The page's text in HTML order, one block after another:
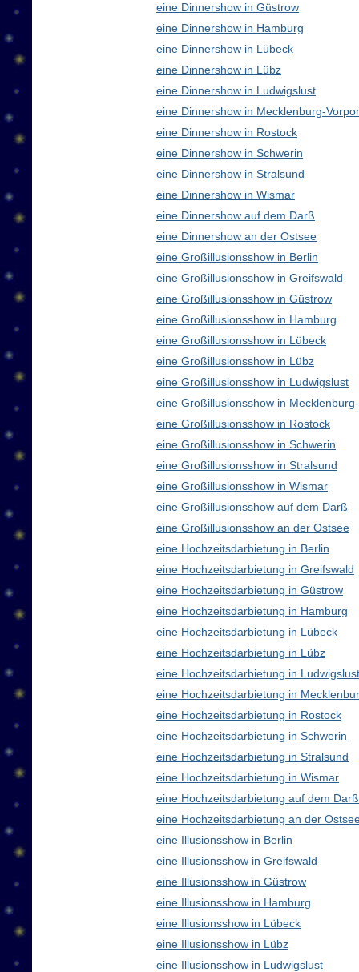
eine Dinnershow in Güstrow
eine Dinnershow in Hamburg
eine Dinnershow in Lübeck
eine Dinnershow in Lübz
eine Dinnershow in Ludwigslust
eine Dinnershow in Mecklenburg-
eine Dinnershow in Rostock
eine Dinnershow in Schwerin
eine Dinnershow in Stralsund
eine Dinnershow in Wismar
eine Dinnershow auf dem Darß
eine Dinnershow an der Ostsee
eine Großillusionsshow in Berlin
eine Großillusionsshow in Greifswald
eine Großillusionsshow in Güstrow
eine Großillusionsshow in Hamburg
eine Großillusionsshow in Lübeck
eine Großillusionsshow in Lübz
eine Großillusionsshow in Ludwigslust
eine Großillusionsshow in
eine Großillusionsshow in Rostock
eine Großillusionsshow in Schwerin
eine Großillusionsshow in Stralsund
eine Großillusionsshow in Wismar
eine Großillusionsshow auf dem Darß
eine Großillusionsshow an der Ostsee
eine Hochzeitsdarbietung in Berlin
eine Hochzeitsdarbietung in Greifswald
eine Hochzeitsdarbietung in Güstrow
eine Hochzeitsdarbietung in Hamburg
eine Hochzeitsdarbietung in Lübeck
eine Hochzeitsdarbietung in Lübz
eine Hochzeitsdarbietung in Ludwigslust
eine Hochzeitsdarbietung in
eine Hochzeitsdarbietung in Rostock
eine Hochzeitsdarbietung in Schwerin
eine Hochzeitsdarbietung in Stralsund
eine Hochzeitsdarbietung in Wismar
eine Hochzeitsdarbietung auf dem Darß
eine Hochzeitsdarbietung an der
eine Illusionsshow in Berlin
eine Illusionsshow in Greifswald
eine Illusionsshow in Güstrow
eine Illusionsshow in Hamburg
eine Illusionsshow in Lübeck
eine Illusionsshow in Lübz
eine Illusionsshow in Ludwigslust